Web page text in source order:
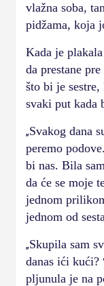
vlažna soba,
pidžama, koja
Kada je
da prestane
što bi je
svaki put kada
„Svakog dana
peremo
bi nas. Bila
da će se moje
jednom
jednom od
„Skupila sam
danas ići kući?
pljunula je na